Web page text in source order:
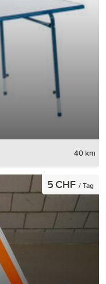
40 km
5 CHF / Tag